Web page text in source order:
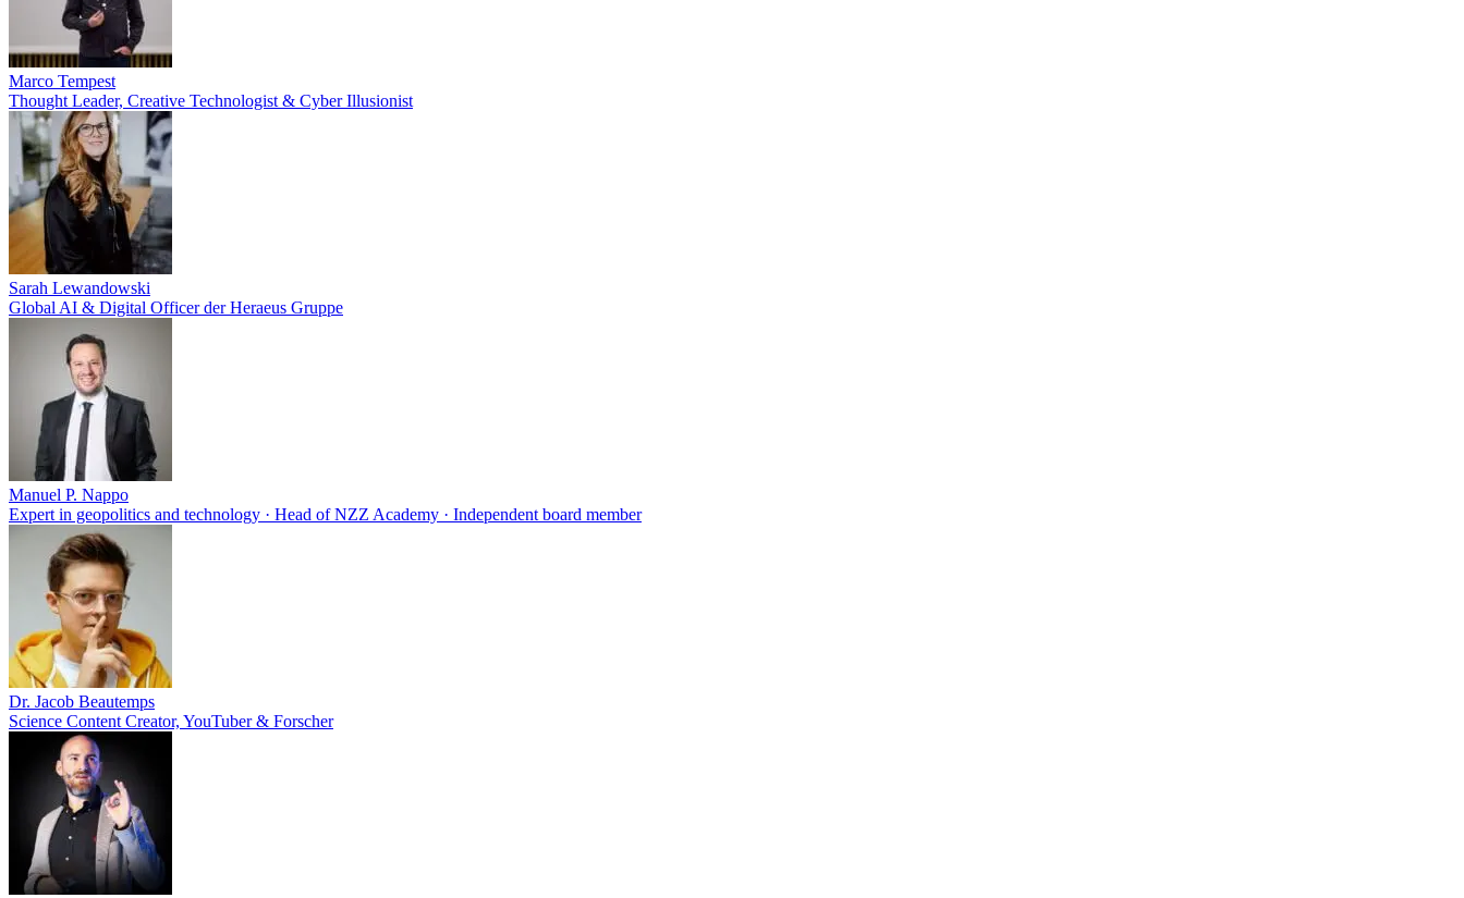
Marco Tempest
Thought Leader, Creative Technologist & Cyber Illusionist
Sarah Lewandowski
Global AI & Digital Officer der Heraeus Gruppe
Manuel P. Nappo
Expert in geopolitics and technology · Head of NZZ Academy · Independent board member
Dr. Jacob Beautemps
Science Content Creator, YouTuber & Forscher